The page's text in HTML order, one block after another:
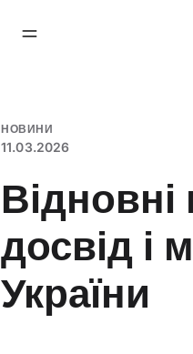
НОВИНИ
11.03.2026
Відновні
досвід і
України